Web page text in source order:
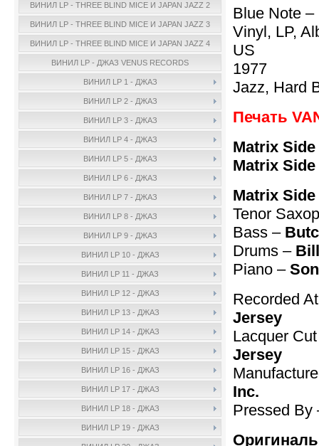
ВИНИЛ LP - THREE BLIND MICE И JAPAN JAZZ 2
ВИНИЛ LP - THREE BLIND MICE И JAPAN JAZZ 3
ВИНИЛ LP - THREE BLIND MICE И JAPAN JAZZ 4
ВИНИЛ LP - ДЖАЗ VENUS RECORDS
ВИНИЛ LP 1 - ДЖАЗ
ВИНИЛ LP 2 - ДЖАЗ
ВИНИЛ LP 3 - ДЖАЗ
ВИНИЛ LP 4 - ДЖАЗ
ВИНИЛ LP 5 - ДЖАЗ
ВИНИЛ LP 6 - ДЖАЗ
ВИНИЛ LP 7 - ДЖАЗ
ВИНИЛ LP 8 - ДЖАЗ
ВИНИЛ LP 9 - ДЖАЗ
ВИНИЛ LP 10 - ДЖАЗ
ВИНИЛ LP 11 - ДЖАЗ
ВИНИЛ LP 12 - ДЖАЗ
ВИНИЛ LP 13 - ДЖАЗ
ВИНИЛ LP 14 - ДЖАЗ
ВИНИЛ LP 15 - ДЖАЗ
ВИНИЛ LP 16 - ДЖАЗ
ВИНИЛ LP 17 - ДЖАЗ
ВИНИЛ LP 18 - ДЖАЗ
ВИНИЛ LP 19 - ДЖАЗ
Blue Note –
Vinyl, LP,
US
1977
Jazz, Hard
Печать
Matrix
Matrix
Matrix
Tenor
Bass –
Drums –
Piano –
Recorded
Jersey
Lacquer
Jersey
Inc.
Pressed By